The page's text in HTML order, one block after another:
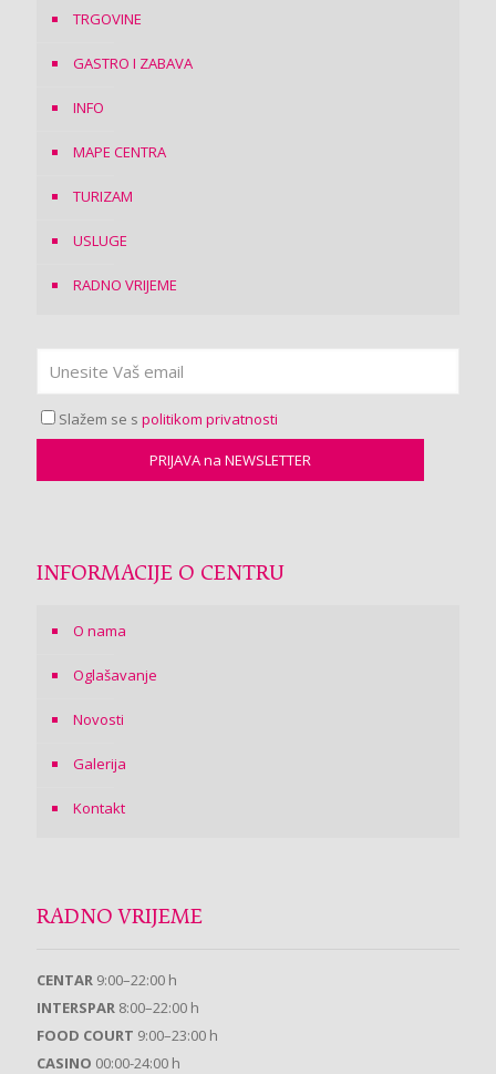
TRGOVINE
GASTRO I ZABAVA
INFO
MAPE CENTRA
TURIZAM
USLUGE
RADNO VRIJEME
Slažem se s politikom privatnosti
INFORMACIJE O CENTRU
O nama
Oglašavanje
Novosti
Galerija
Kontakt
RADNO VRIJEME
CENTAR 9:00–22:00 h
INTERSPAR 8:00–22:00 h
FOOD COURT 9:00–23:00 h
CASINO 00:00-24:00 h